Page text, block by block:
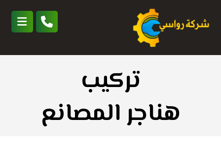
تركيب
هناجر المصانع